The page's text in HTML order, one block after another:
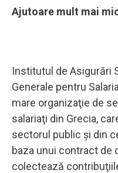
Ajutoare mult mai
Institutul de Asigurări
Generale pentru
mare organizaţie de
salariaţi din Grecia,
sectorul public şi din
baza unui contract de
colectează